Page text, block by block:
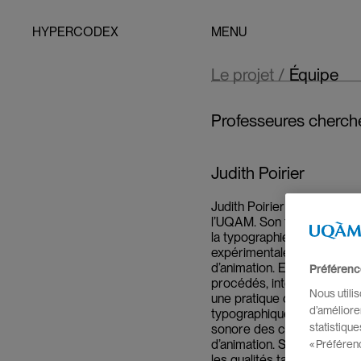
HYPERCODEX MENU
Le projet / Équipe
Professeures
Judith Poirier
Judith Poirier est
l’UQAM. Son travail se
la typographie, dans une
expérimentale, alternant
d’animation. Elle
procédés, intégrant des
une pratique
typographique, elle
sonore des caractères
d’animation. Son travail en
Nous
«